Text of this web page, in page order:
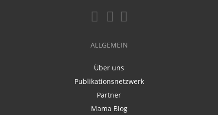
ALLGEMEIN
Über uns
Publikationsnetzwerk
Partner
Mama Blog